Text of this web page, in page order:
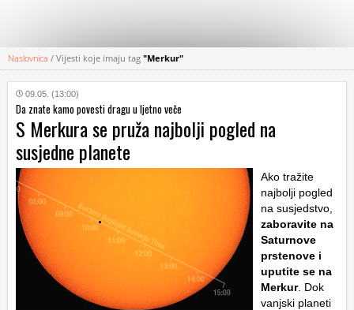
KATEGORIJE
HRVATSKI
WEB
Naslovnica / Vijesti koje imaju tag "Merkur"
09.05. (13:00)
Da znate kamo povesti dragu u ljetno veče
S Merkura se pruža najbolji pogled na
susjedne planete
Ako tražite
najbolji pogled
na susjedstvo,
zaboravite na
Saturnove
prstenove i
uputite se na
Merkur. Dok
vanjski planeti